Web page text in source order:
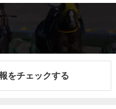
をチェックする